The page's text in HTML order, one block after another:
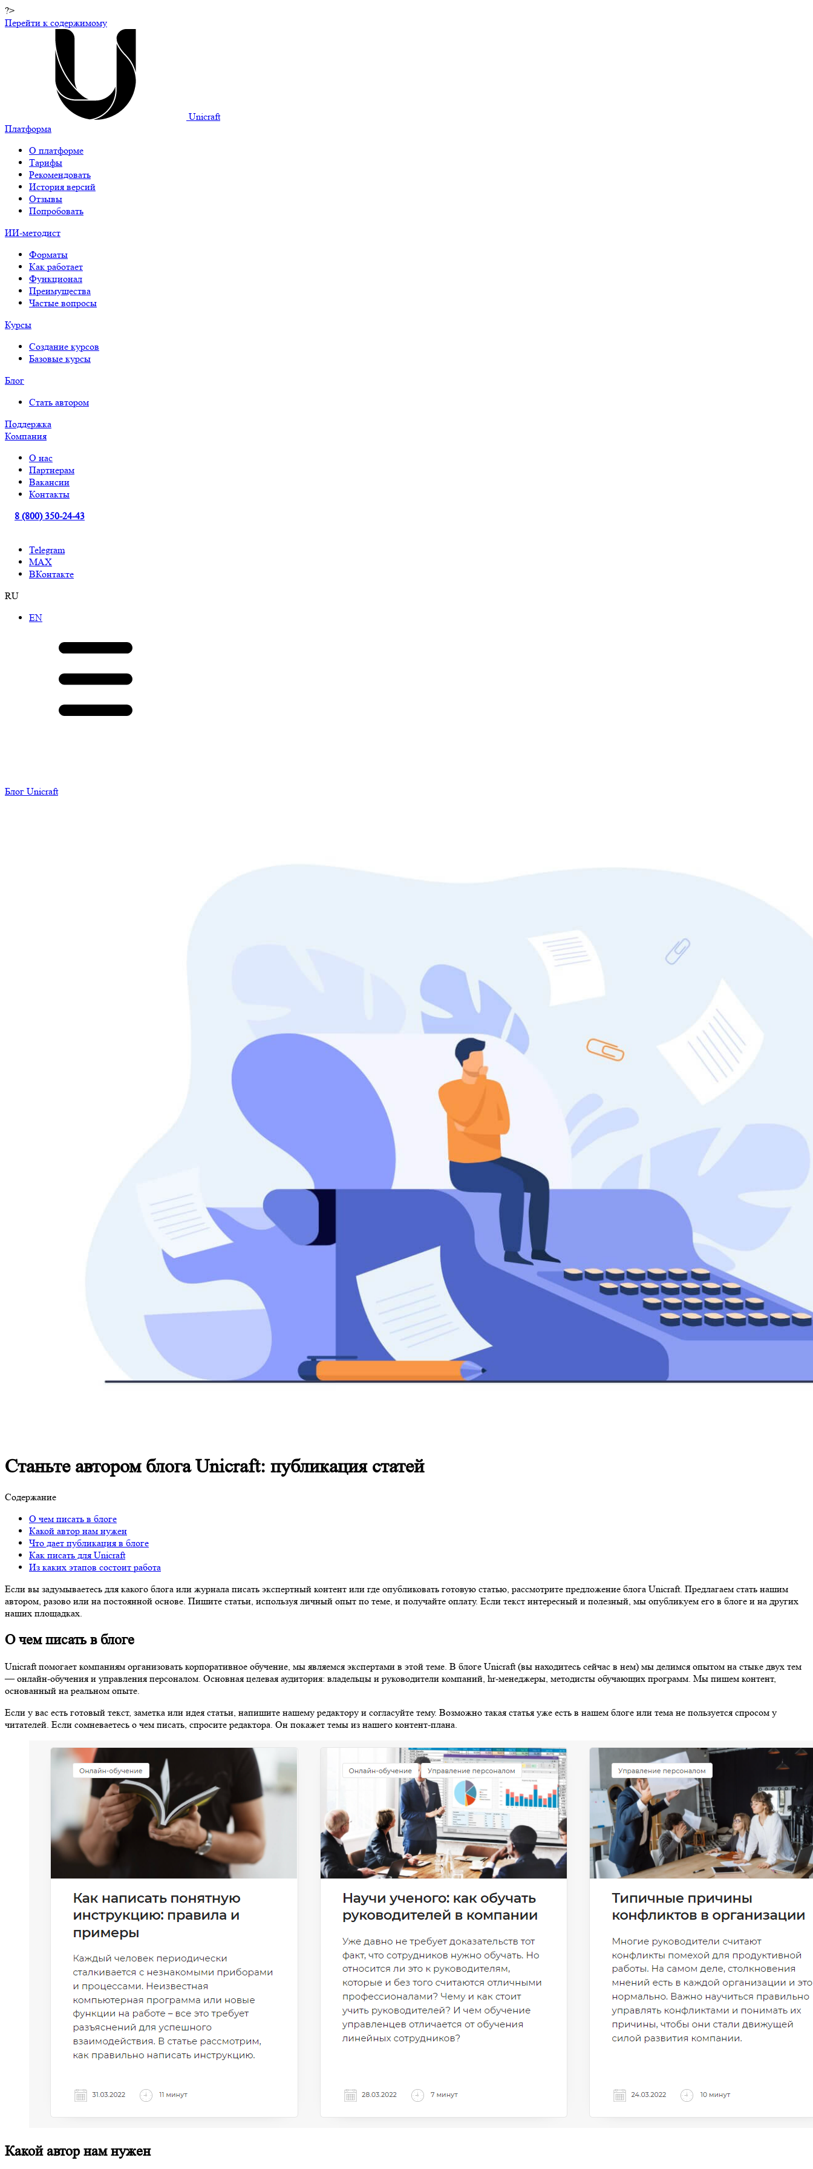
?>
Перейти к содержимому
Unicraft
Платформа
О платформе
Тарифы
Рекомендовать
История версий
Отзывы
Попробовать
ИИ-методист
Форматы
Как работает
Функционал
Преимущества
Частые вопросы
Курсы
Создание курсов
Базовые курсы
Блог
Стать автором
Поддержка
Компания
О нас
Партнерам
Вакансии
Контакты
8 (800) 350-24-43
Telegram
МАХ
ВКонтакте
RU
EN
Блог Unicraft
Станьте автором блога Unicraft: публикация статей
Содержание
О чем писать в блоге
Какой автор нам нужен
Что дает публикация в блоге
Как писать для Unicraft
Из каких этапов состоит работа
Если вы задумываетесь для какого блога или журнала писать экспертный контент или где опубликовать готовую статью, рассмотрите предложение блога Unicraft. Предлагаем стать нашим
автором, разово или на постоянной основе. Пишите статьи, используя личный опыт по теме, и получайте оплату. Если текст интересный и полезный, мы опубликуем его в блоге и на других
наших площадках.
О чем писать в блоге
Unicraft помогает компаниям организовать корпоративное обучение, мы являемся экспертами в этой теме. В блоге Unicraft (вы находитесь сейчас в нем) мы делимся опытом на стыке двух тем
— онлайн-обучения и управления персоналом. Основная целевая аудитория: владельцы и руководители компаний, hr-менеджеры, методисты обучающих программ. Мы пишем контент,
основанный на реальном опыте.
Если у вас есть готовый текст, заметка или идея статьи, напишите нашему редактору и согласуйте тему. Возможно такая статья уже есть в нашем блоге или тема не пользуется спросом у
читателей. Если сомневаетесь о чем писать, спросите редактора. Он покажет темы из нашего контент-плана.
Какой автор нам нужен